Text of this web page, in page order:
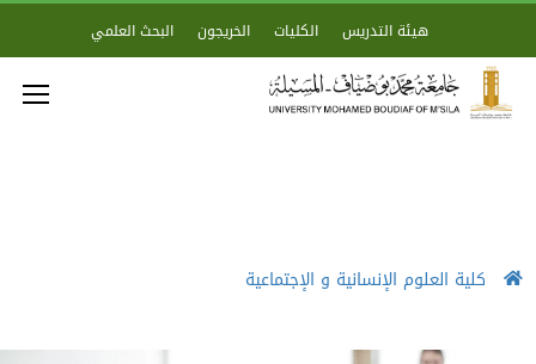
هيئة التدريس الكليات الخريجون البحث العلمي
كلية العلوم الإنسانية و الإجتماعية